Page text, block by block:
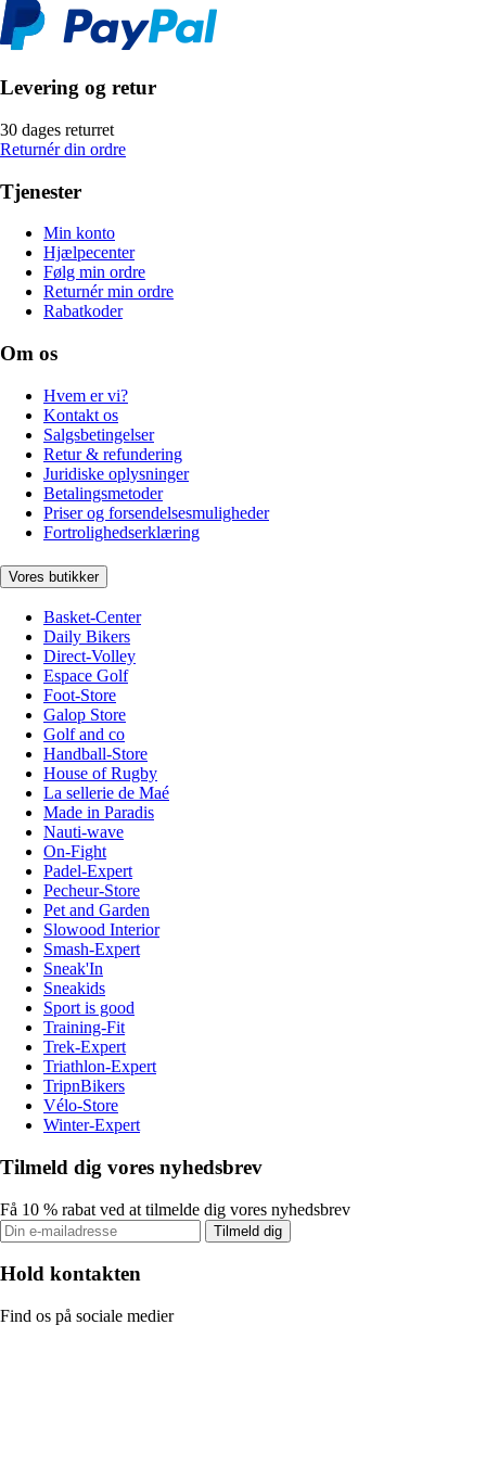
Levering og retur
30 dages returret
Returnér din ordre
Tjenester
Min konto
Hjælpecenter
Følg min ordre
Returnér min ordre
Rabatkoder
Om os
Hvem er vi?
Kontakt os
Salgsbetingelser
Retur & refundering
Juridiske oplysninger
Betalingsmetoder
Priser og forsendelsesmuligheder
Fortrolighedserklæring
Vores butikker
Basket-Center
Daily Bikers
Direct-Volley
Espace Golf
Foot-Store
Galop Store
Golf and co
Handball-Store
House of Rugby
La sellerie de Maé
Made in Paradis
Nauti-wave
On-Fight
Padel-Expert
Pecheur-Store
Pet and Garden
Slowood Interior
Smash-Expert
Sneak'In
Sneakids
Sport is good
Training-Fit
Trek-Expert
Triathlon-Expert
TripnBikers
Vélo-Store
Winter-Expert
Tilmeld dig vores nyhedsbrev
Få 10 % rabat ved at tilmelde dig vores nyhedsbrev
Tilmeld dig
Hold kontakten
Find os på sociale medier